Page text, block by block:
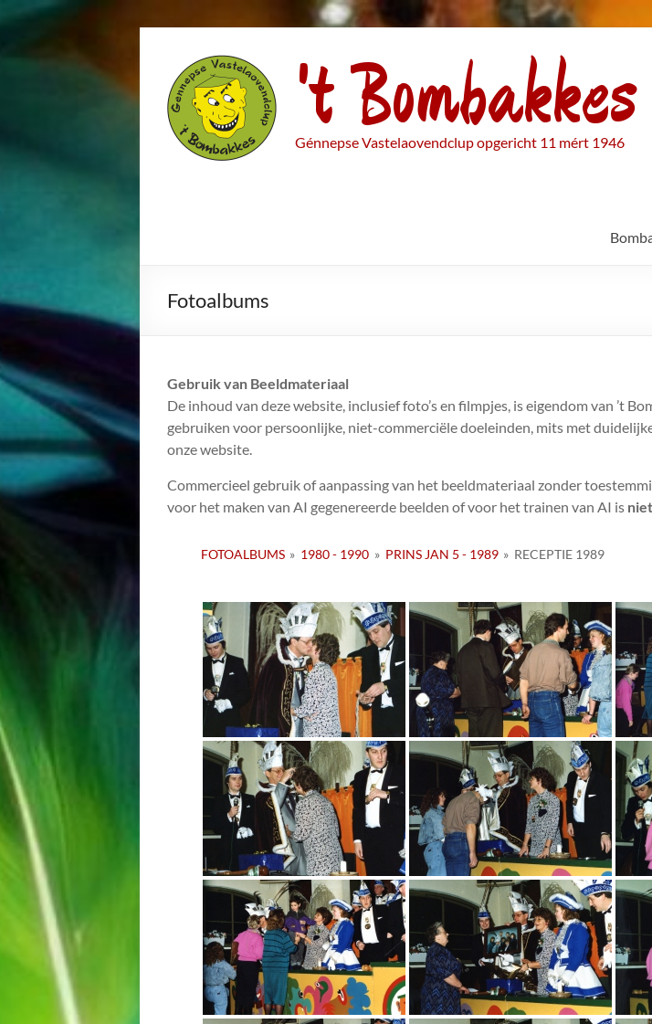
inhoud
't Bombakkes
Génnepse Vastelaovendclup opgericht 11 mért 1946
Fotoalbums
Gebruik van Beeldmateriaal
De inhoud van deze website, inclusief foto’s en filmpjes, is eigendom van ’t
gebruiken voor persoonlijke, niet-commerciële doeleinden, mits met
onze website.
Commercieel gebruik of aanpassing van het beeldmateriaal zonder
voor het maken van AI gegenereerde beelden of voor het trainen van AI is niet
FOTOALBUMS » 1980 - 1990 » PRINS JAN 5 - 1989 » RECEPTIE 1989